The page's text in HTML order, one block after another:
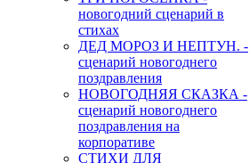
новогодний сценарий в
стихах
ДЕД МОРОЗ И НЕПТУН. -
сценарий новогоднего
поздравления
НОВОГОДНЯЯ СКАЗКА -
сценарий новогоднего
поздравления на
корпоративе
СТИХИ ДЛЯ